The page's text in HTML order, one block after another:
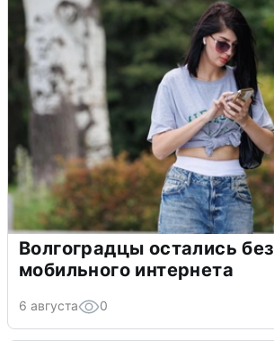
Волгоградцы остались без
мобильного интернета
6 августа 0